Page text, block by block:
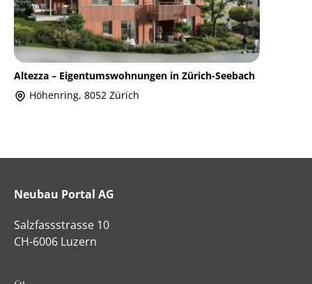
Altezza – Eigentumswohnungen in Zürich-Seebach
Höhenring, 8052 Zürich
Neubau Portal AG
Salzfassstrasse 10
CH-6006 Luzern